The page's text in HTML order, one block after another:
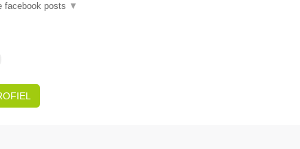
facebook posts ▼